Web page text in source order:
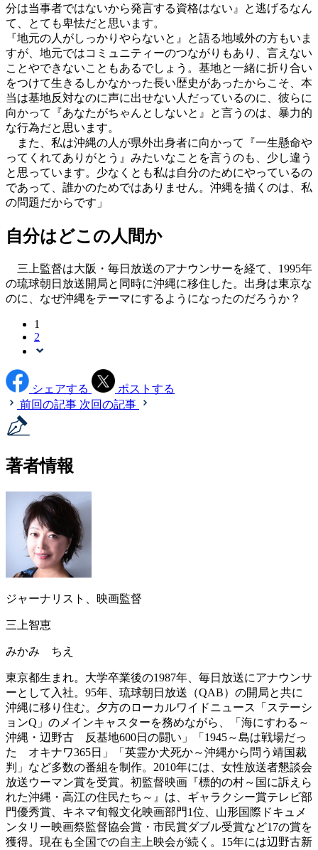
分は当事者ではないから発言する資格はない』と逃げるなん
て、とても卑怯だと思います。
『地元の人がしっかりやらないと』と語る地域外の方もいま
すが、地元ではコミュニティーのつながりもあり、言えない
ことやできないこともあるでしょう。基地と一緒に折り合い
をつけて生きるしかなかった長い歴史があったからこそ、本
当は基地反対なのに声に出せない人だっているのに、彼らに
向かって『あなたがちゃんとしないと』と言うのは、暴力的
な行為だと思います。
また、私は沖縄の人が県外出身者に向かって『一生懸命や
ってくれてありがとう』みたいなことを言うのも、少し違う
と思っています。少なくとも私は自分のためにやっているの
であって、誰かのためではありません。沖縄を描くのは、私
の問題だからです」
自分はどこの人間か
三上監督は大阪・毎日放送のアナウンサーを経て、1995年
の琉球朝日放送開局と同時に沖縄に移住した。出身は東京な
のに、なぜ沖縄をテーマにするようになったのだろうか？
1
2
シェアする
ポストする
前回の記事 次回の記事
著者情報
ジャーナリスト、映画監督
三上智恵
みかみ ちえ
東京都生まれ。大学卒業後の1987年、毎日放送にアナウンサ
ーとして入社。95年、琉球朝日放送（QAB）の開局と共に
沖縄に移り住む。夕方のローカルワイドニュース「ステーシ
ョンQ」のメインキャスターを務めながら、「海にすわる～
沖縄・辺野古 反基地600日の闘い」「1945～島は戦場だっ
た オキナワ365日」「英霊か犬死か～沖縄から問う靖国裁
判」など多数の番組を制作。2010年には、女性放送者懇談会
放送ウーマン賞を受賞。初監督映画『標的の村～国に訴えら
れた沖縄・高江の住民たち～』は、ギャラクシー賞テレビ部
門優秀賞、キネマ旬報文化映画部門1位、山形国際ドキュメ
ンタリー映画祭監督協会賞・市民賞ダブル受賞など17の賞を
獲得。現在も全国での自主上映会が続く。15年には辺野古新